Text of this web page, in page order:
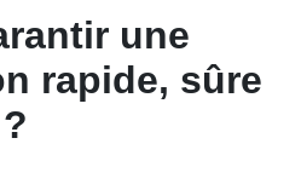
une
rapide, sûre